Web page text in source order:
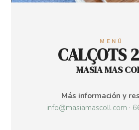
MENÚ
CALÇOTS
MASIA MAS
Más información y
info@masiamascoll.com ·